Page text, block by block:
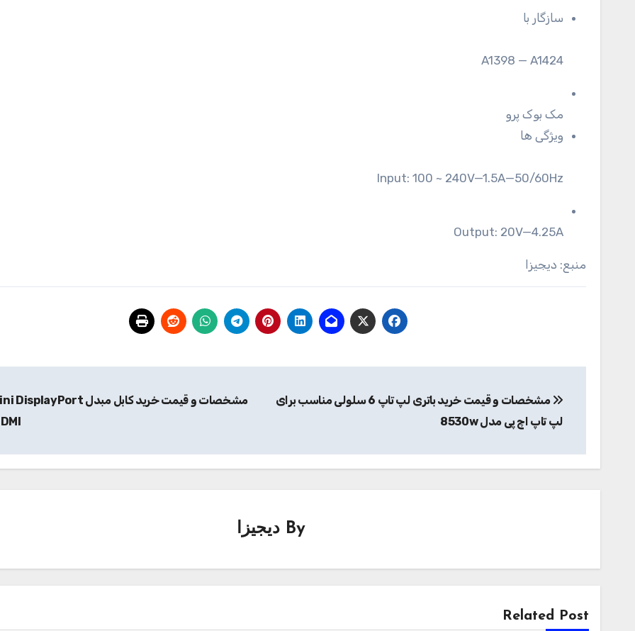
سازگار با
A1398 — A1424
مک بوک پرو
ویژگی ها
Input: 100 ~ 240V—1.5A—50/60Hz
Output: 20V—4.25A
منبع: دیجیزا
نوشته
مشخصات و قیمت خرید باتری لپ تاپ 6 سلولی مناسب برای
لپ تاپ اچ پی مدل 8530w
By دیجیزا
Related Post